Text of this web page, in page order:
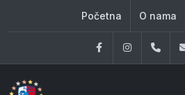
Početna O nama
Facebook